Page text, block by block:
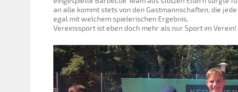
an alle kommt stets von den Gastmannschaften, die
egal mit welchem spielerischen Ergebnis.
Vereinssport ist eben doch mehr als nur Sport im Verein!